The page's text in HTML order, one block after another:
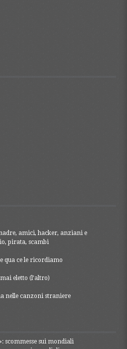
amici, hacker, anziani e
pirata, scambi
qua ce le ricordiamo
eletto (l’altro)
nelle canzoni straniere
scommesse sui mondiali